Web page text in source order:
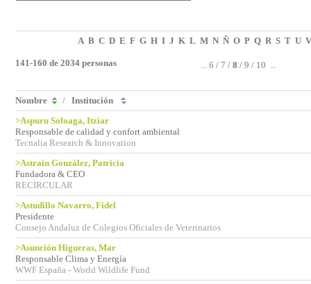
A B C D E F G H I J K L M N Ñ O P Q R S T U V
141-160 de 2034 personas ... 6 / 7 / 8 / 9 / 10 ...
Nombre / Institución
>Aspuru Soloaga, Itziar
Responsable de calidad y confort ambiental
Tecnalia Research & Innovation
>Astrain González, Patricia
Fundadora & CEO
RECIRCULAR
>Astudillo Navarro, Fidel
Presidente
Consejo Andaluz de Colegios Oficiales de Veterinarios
>Asunción Higueras, Mar
Responsable Clima y Energía
WWF España - World Wildlife Fund